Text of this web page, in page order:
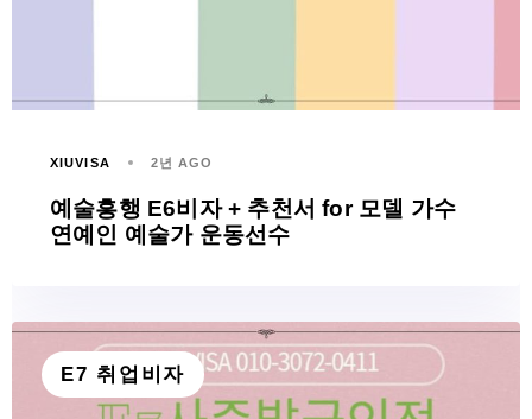
XIUVISA 2년 AGO
예술흥행 E6비자 + 추천서 for 모델 가수
연예인 예술가 운동선수
E7 취업비자